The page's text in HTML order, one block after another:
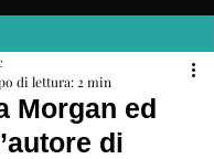
Morgan ed
di
di lettura: 2 min